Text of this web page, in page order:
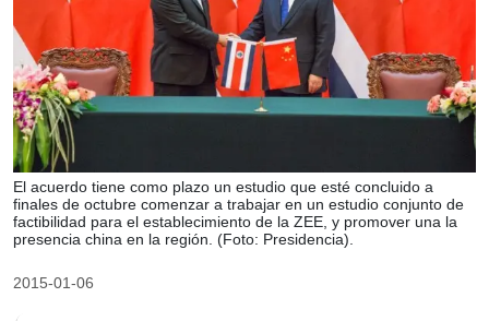
El acuerdo tiene como plazo un estudio que esté concluido a
finales de octubre comenzar a trabajar en un estudio conjunto de
factibilidad para el establecimiento de la ZEE, y promover una la
presencia china en la región. (Foto: Presidencia).
2015-01-06